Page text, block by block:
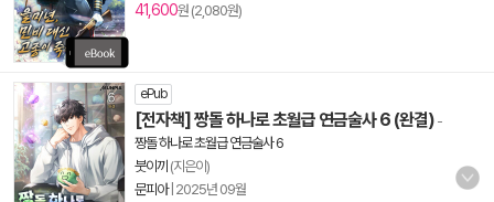
41,600원 (2,080원)
ePub
[전자책] 짱돌 하나로 초월급 연금술사 6 (완결) -
짱돌 하나로 초월급 연금술사 6
붓이끼 (지은이)
문피아| 2025년 09월